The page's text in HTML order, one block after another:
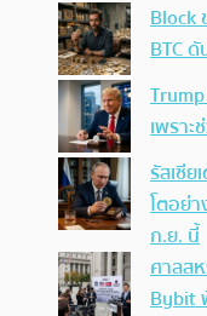
Block
BTC
เพรา
รัสเซีย
โตอย่
ก.ย. นี้
ศาลส
Bybit